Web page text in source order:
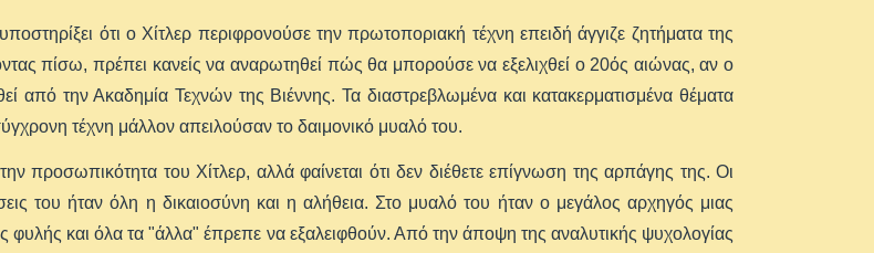
ότι ο Χίτλερ περιφρονούσε την πρωτοποριακή τέχνη επειδή άγγιζε ζητήματα της
πίσω, πρέπει κανείς να αναρωτηθεί πώς θα μπορούσε να εξελιχθεί ο 20ός αιώνας, αν ο
από την Ακαδημία Τεχνών της Βιέννης. Τα διαστρεβλωμένα και κατακερματισμένα θέματα
τέχνη μάλλον απειλούσαν το δαιμoνικό μυαλό του.
προσωπικότητα του Χίτλερ, αλλά φαίνεται ότι δεν διέθετε επίγνωση της αρπάγης της. Οι
του ήταν όλη η δικαιοσύνη και η αλήθεια. Στο μυαλό του ήταν ο μεγάλος αρχηγός μιας
φυλής και όλα τα "άλλα" έπρεπε να εξαλειφθούν. Από την άποψη της αναλυτικής ψυχολογίας